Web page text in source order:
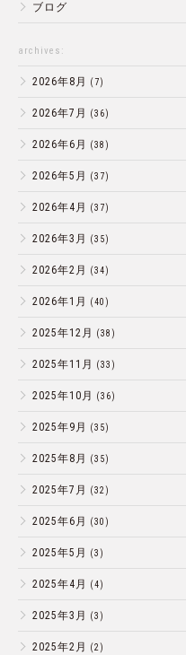
ブログ
archives:
2026年8月 (7)
2026年7月 (36)
2026年6月 (38)
2026年5月 (37)
2026年4月 (37)
2026年3月 (35)
2026年2月 (34)
2026年1月 (40)
2025年12月 (38)
2025年11月 (33)
2025年10月 (36)
2025年9月 (35)
2025年8月 (35)
2025年7月 (32)
2025年6月 (30)
2025年5月 (3)
2025年4月 (4)
2025年3月 (3)
2025年2月 (2)